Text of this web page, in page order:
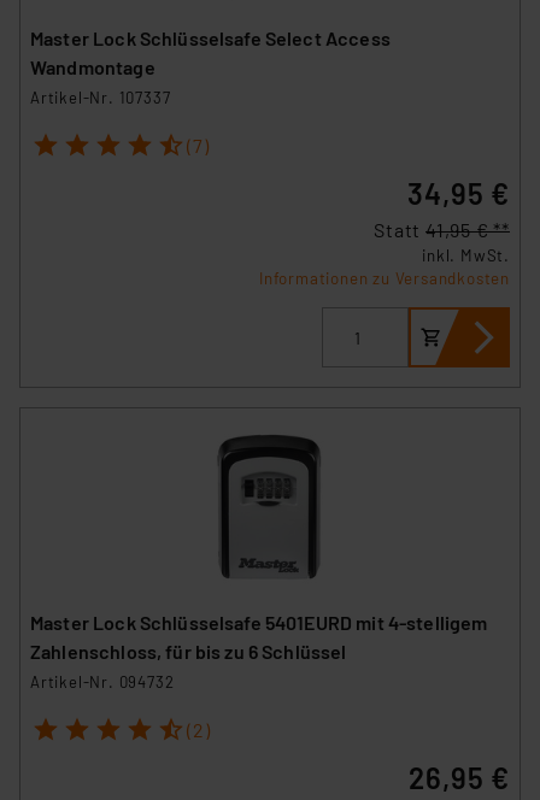
Master Lock Schlüsselsafe Select Access
Wandmontage
Artikel-Nr. 107337
1 2 3 4 5 (7)
34,95 €
Statt 41,95 € **
inkl. MwSt.
Informationen zu Versandkosten
Master Lock Schlüsselsafe 5401EURD mit 4-stelligem
Zahlenschloss, für bis zu 6 Schlüssel
Artikel-Nr. 094732
1 2 3 4 5 (2)
26,95 €